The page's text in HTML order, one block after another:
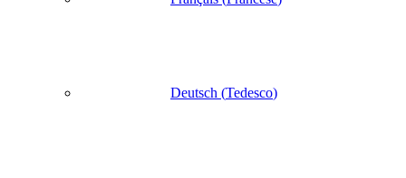
Deutsch (Tedesco)